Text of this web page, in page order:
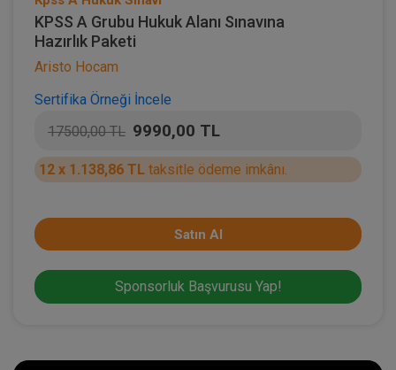
KPSS A Grubu Hukuk Alanı Sınavına
Hazırlık Paketi
Aristo Hocam
Sertifika Örneği İncele
17500,00 TL 9990,00 TL
12 x 1.138,86 TL taksitle ödeme imkânı.
Satın Al
Sponsorluk Başvurusu Yap!